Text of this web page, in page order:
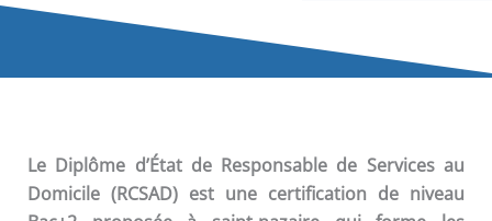
Le Diplôme d’État de Responsable de Services au
Domicile (RCSAD) est une certification de niveau